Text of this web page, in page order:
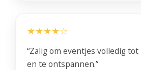
★★★★☆
“Zalig om eventjes volledig
en te ontspannen.”